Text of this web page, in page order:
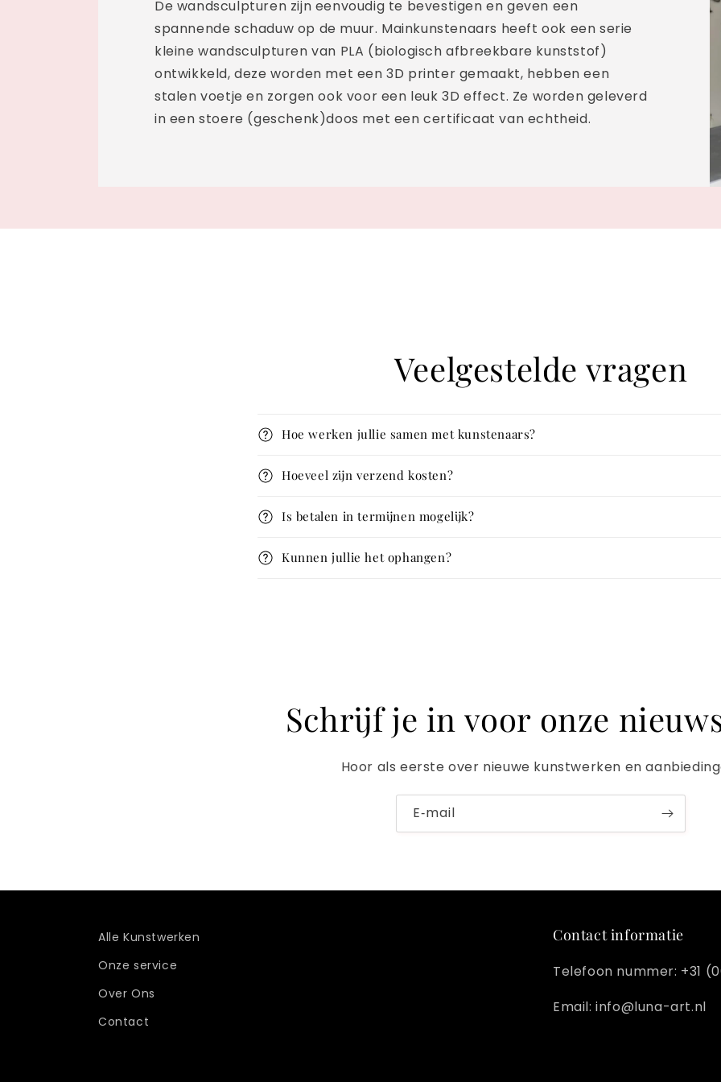
De wandsculpturen zijn eenvoudig te bevestigen en geven een
spannende schaduw op de muur. Mainkunstenaars heeft ook een serie
kleine wandsculpturen van PLA (biologisch afbreekbare kunststof)
ontwikkeld, deze worden met een 3D printer gemaakt, hebben een
stalen voetje en zorgen ook voor een leuk 3D effect. Ze worden geleverd
in een stoere (geschenk)doos met een certificaat van echtheid.
Veelgestelde vragen
Hoe werken jullie samen met kunstenaars?
Hoeveel zijn verzend kosten?
Is betalen in termijnen mogelijk?
Kunnen jullie het ophangen?
Schrijf je in voor onze
Hoor als eerste over nieuwe kunstwerken en
E‑mail
Alle Kunstwerken
Onze service
Over Ons
Contact
Contact informatie
Telefoon nummer: +31
Email: info@luna-art.nl